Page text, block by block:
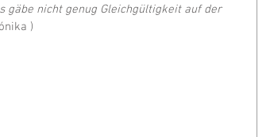
gäbe nicht genug Gleichgültigkeit auf der
)